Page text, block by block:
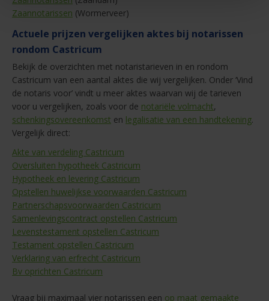
Zaannotarissen (Wormerveer)
Actuele prijzen vergelijken aktes bij notarissen
rondom Castricum
Bekijk de overzichten met notaristarieven in en rondom
Castricum van een aantal aktes die wij vergelijken. Onder ‘Vind
de notaris voor’ vindt u meer aktes waarvan wij de tarieven
voor u vergelijken, zoals voor de notariële volmacht,
schenkingsovereenkomst en legalisatie van een handtekening.
Vergelijk direct:
Akte van verdeling Castricum
Oversluiten hypotheek Castricum
Hypotheek en levering Castricum
Opstellen huwelijkse voorwaarden Castricum
Partnerschapsvoorwaarden Castricum
Samenlevingscontract opstellen Castricum
Levenstestament opstellen Castricum
Testament opstellen Castricum
Verklaring van erfrecht Castricum
Bv oprichten Castricum
Vraag bij maximaal vier notarissen een op maat gemaakte